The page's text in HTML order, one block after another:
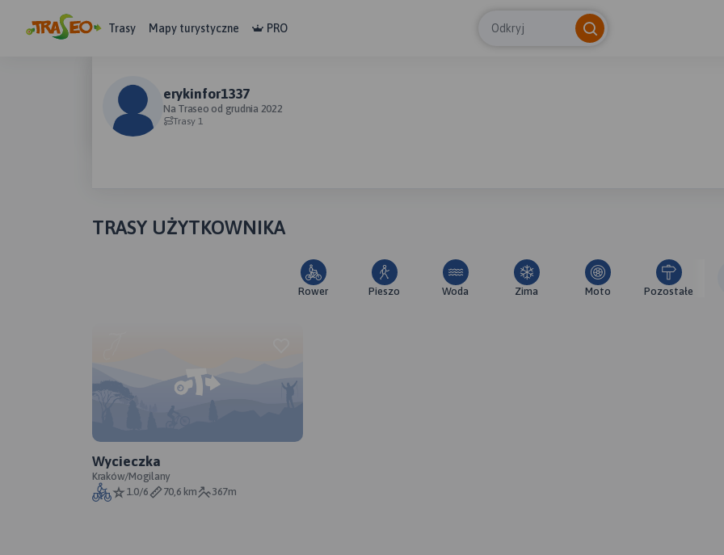
Trasy Mapy turystyczne PRO Odkryj
erykinfor1337
Na Traseo od grudnia 2022
Trasy 1
TRASY UŻYTKOWNIKA
Rower Pieszo Woda Zima Moto Pozostałe
Wycieczka
Kraków/Mogilany
1.0/6
70,6 km 367m